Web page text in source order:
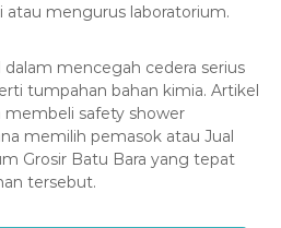
mengurus laboratorium.
mencegah cedera serius
tumpahan bahan kimia. Artikel
safety shower
memilih pemasok atau Jual
Grosir Batu Bara yang tepat
tersebut.